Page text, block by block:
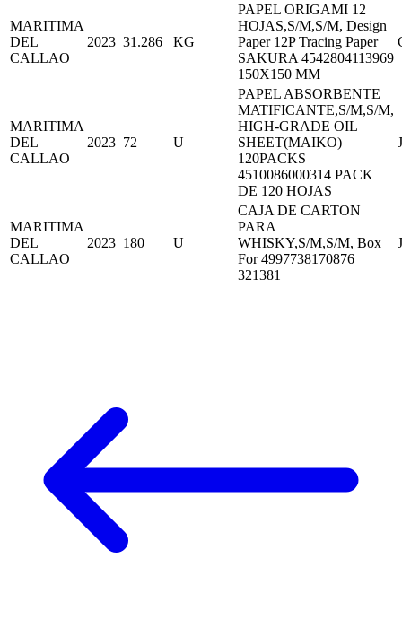
MARITIMA
DEL
CALLAO
2023 31.286 KG
PAPEL ORIGAMI 12
HOJAS,S/M,S/M, Design
Paper 12P Tracing Paper
SAKURA 4542804113969
150X150 MM
MARITIMA
DEL
CALLAO
2023 72 U
PAPEL ABSORBENTE
MATIFICANTE,S/M,S/M,
HIGH-GRADE OIL
SHEET(MAIKO)
120PACKS
4510086000314 PACK
DE 120 HOJAS
MARITIMA
DEL
CALLAO
2023 180 U
CAJA DE CARTON
PARA
WHISKY,S/M,S/M, Box
For 4997738170876
321381